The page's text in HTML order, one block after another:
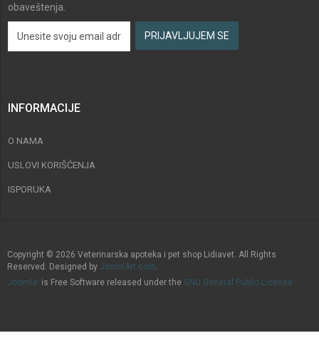
obaveštenja.
INFORMACIJE
O NAMA
USLOVI KORIŠĆENJA
ISPORUKA
Copyright © 2026 Veterinarska apoteka i pet shop Lidiavet. All Rights
Reserved. Designed by JoomlArt.com.
Joomla! is Free Software released under the GNU General Public License.